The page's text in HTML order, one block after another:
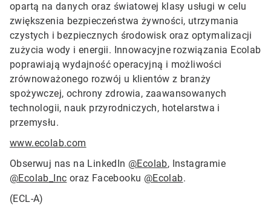
opartą na danych oraz światowej klasy usługi w celu
zwiększenia bezpieczeństwa żywności, utrzymania
czystych i bezpiecznych środowisk oraz optymalizacji
zużycia wody i energii. Innowacyjne rozwiązania Ecolab
poprawiają wydajność operacyjną i możliwości
zrównoważonego rozwój u klientów z branży
spożywczej, ochrony zdrowia, zaawansowanych
technologii, nauk przyrodniczych, hotelarstwa i
przemysłu.
www.ecolab.com
Obserwuj nas na LinkedIn @Ecolab, Instagramie
@Ecolab_Inc oraz Facebooku @Ecolab.
(ECL-A)